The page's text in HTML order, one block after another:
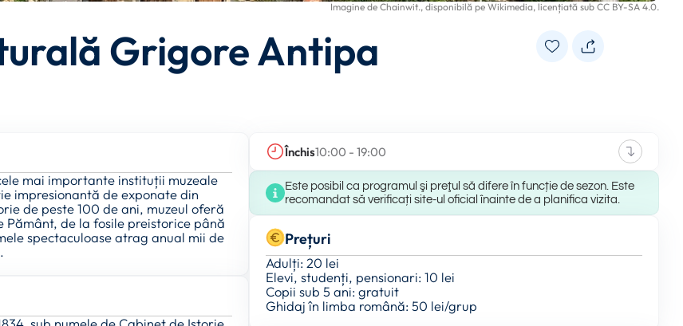
Imagine de Chainwit., disponibilă pe Wikimedia, licențiată sub CC BY-SA 4.0.
Grigore Antipa
mai importante instituții muzeale
impresionantă de exponate din
de peste 100 de ani, muzeul oferă
de la fosile preistorice până
spectaculoase atrag anual mii de
Închis10:00 - 19:00
Este posibil ca programul şi preţul să difere în funcție de sezon. Este
recomandat să verificați site-ul oficial înainte de a planifica vizita.
Prețuri
Adulți: 20 lei
Elevi, studenți, pensionari: 10 lei
Copii sub 5 ani: gratuit
Ghidaj în limba română: 50 lei/grup